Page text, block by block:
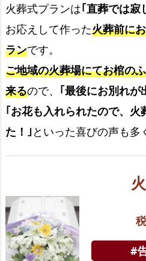
火葬式プランは｢直葬では寂
お応えして作った火葬前に
ランです。
ご地域の火葬場にてお棺の
来るので、 ｢最後にお別れが
｢お花も入れられたので、火
た！｣といった喜びの声も多
#